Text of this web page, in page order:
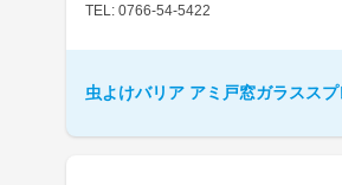
TEL: 0766-54-5422
虫よけバリア アミ戸窓ガラスス